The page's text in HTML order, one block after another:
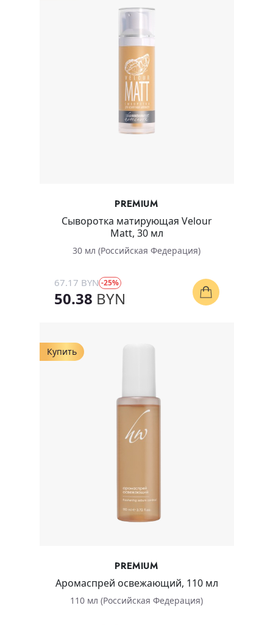
PREMIUM
Сыворотка матирующая Velour
Matt, 30 мл
30 мл (Российская Федерация)
67.17 BYN -25%
50.38 BYN
Купить
PREMIUM
Аромаспрей освежающий, 110 мл
110 мл (Российская Федерация)